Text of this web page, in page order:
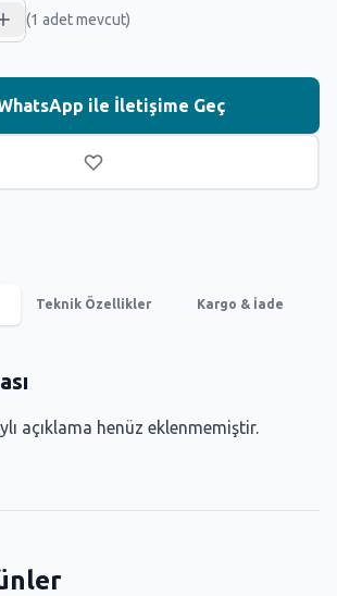
(1 adet mevcut)
ile İletişime Geç
Teknik Özellikler Kargo & İade
açıklama henüz eklenmemiştir.